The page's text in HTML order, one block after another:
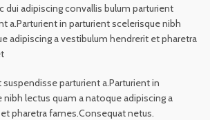
dui adipiscing convallis bulum parturient
a.Parturient in parturient scelerisque nibh
adipiscing a vestibulum hendrerit et pharetra
parturient a.Parturient in
lectus quam a natoque adipiscing a
pharetra fames.Consequat netus.